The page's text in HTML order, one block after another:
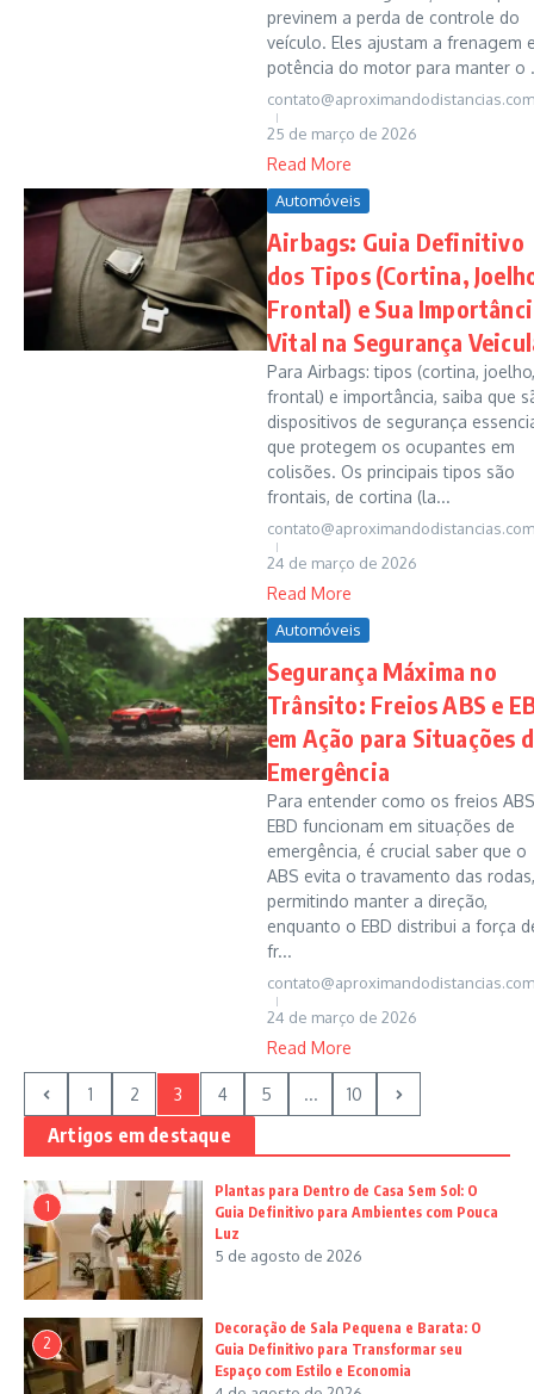
previnem a perda de controle do
veículo. Eles ajustam a frenagem
potência do motor para manter o
25 de março de 2026
Read More
Automóveis
Airbags: Guia Definitivo
dos Tipos (Cortina,
Frontal) e Sua
Vital na Segurança
Para Airbags: tipos (cortina, joelho,
frontal) e importância, saiba que
dispositivos de segurança
que protegem os ocupantes em
colisões. Os principais tipos são
frontais, de cortina (la...
24 de março de 2026
Read More
Automóveis
Segurança Máxima no
Trânsito: Freios ABS e
em Ação para Situações
Emergência
Para entender como os freios
EBD funcionam em situações de
emergência, é crucial saber que o
ABS evita o travamento das rodas,
permitindo manter a direção,
enquanto o EBD distribui a força
fr...
24 de março de 2026
Read More
1 2 3 4 5 ... 10
Artigos em destaque
1
Plantas para Dentro de Casa Sem Sol: O
Guia Definitivo para Ambientes com Pouca
Luz
5 de agosto de 2026
2
Decoração de Sala Pequena e Barata: O
Guia Definitivo para Transformar seu
Espaço com Estilo e Economia